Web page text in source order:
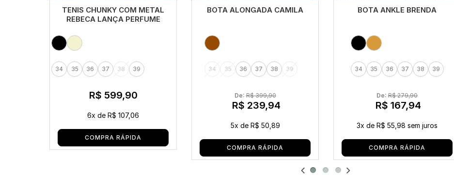
TENIS CHUNKY COM METAL
REBECA LANÇA PERFUME
34 35 36 37 38 39
R$ 599,90
6x de R$ 107,06
COMPRA RÁPIDA
BOTA ALONGADA CAMILA
34 35 36 37 38 39
De: R$ 399,90
R$ 239,94
5x de R$ 50,89
COMPRA RÁPIDA
BOTA ANKLE BRENDA
34 35 36 37 38 39
De: R$ 279,90
R$ 167,94
3x de R$ 55,98 sem juros
COMPRA RÁPIDA